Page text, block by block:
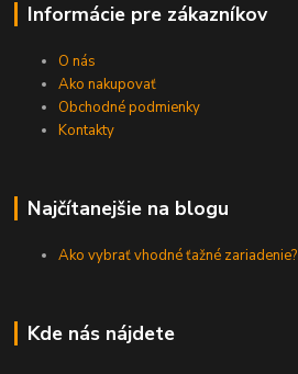
Informácie pre zákazníkov
O nás
Ako nakupovať
Obchodné podmienky
Kontakty
Najčítanejšie na blogu
Ako vybrať vhodné ťažné zariadenie?
Kde nás nájdete